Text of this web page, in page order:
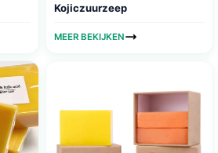
Kojiczuurzeep
MEER BEKIJKEN